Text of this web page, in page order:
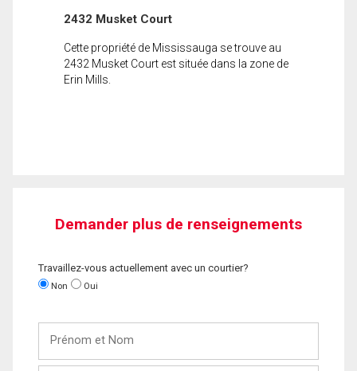
2432 Musket Court
Cette propriété de Mississauga se trouve au
2432 Musket Court est située dans la zone de
Erin Mills.
Demander plus de renseignements
Travaillez-vous actuellement avec un courtier?
Non Oui
Nom